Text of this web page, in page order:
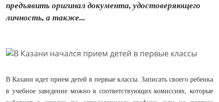
предъявить оригинал документа, удостоверяющего
личность, а также...
В Казани идет прием детей в первые классы. Записать своего ребенка
в учебное заведение можно в соответствующих комиссиях, которые